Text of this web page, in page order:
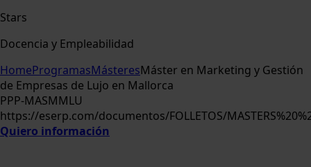
Stars
Docencia y Empleabilidad
HomeProgramasMásteresMáster en Marketing y Gestión
de Empresas de Lujo en Mallorca
PPP-MASMMLU
https://eserp.com/documentos/FOLLETOS/
Quiero información